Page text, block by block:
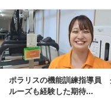
ポラリスの機能訓練指導員
ルーズも経験した期待...
記事